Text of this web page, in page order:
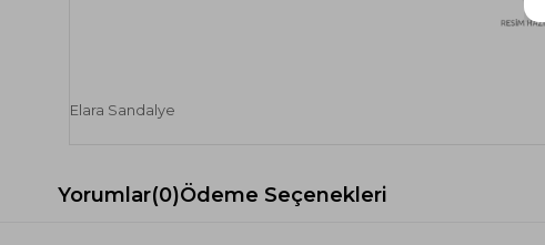
Elara Sandalye
Yorumlar(0)Ödeme Seçenekleri